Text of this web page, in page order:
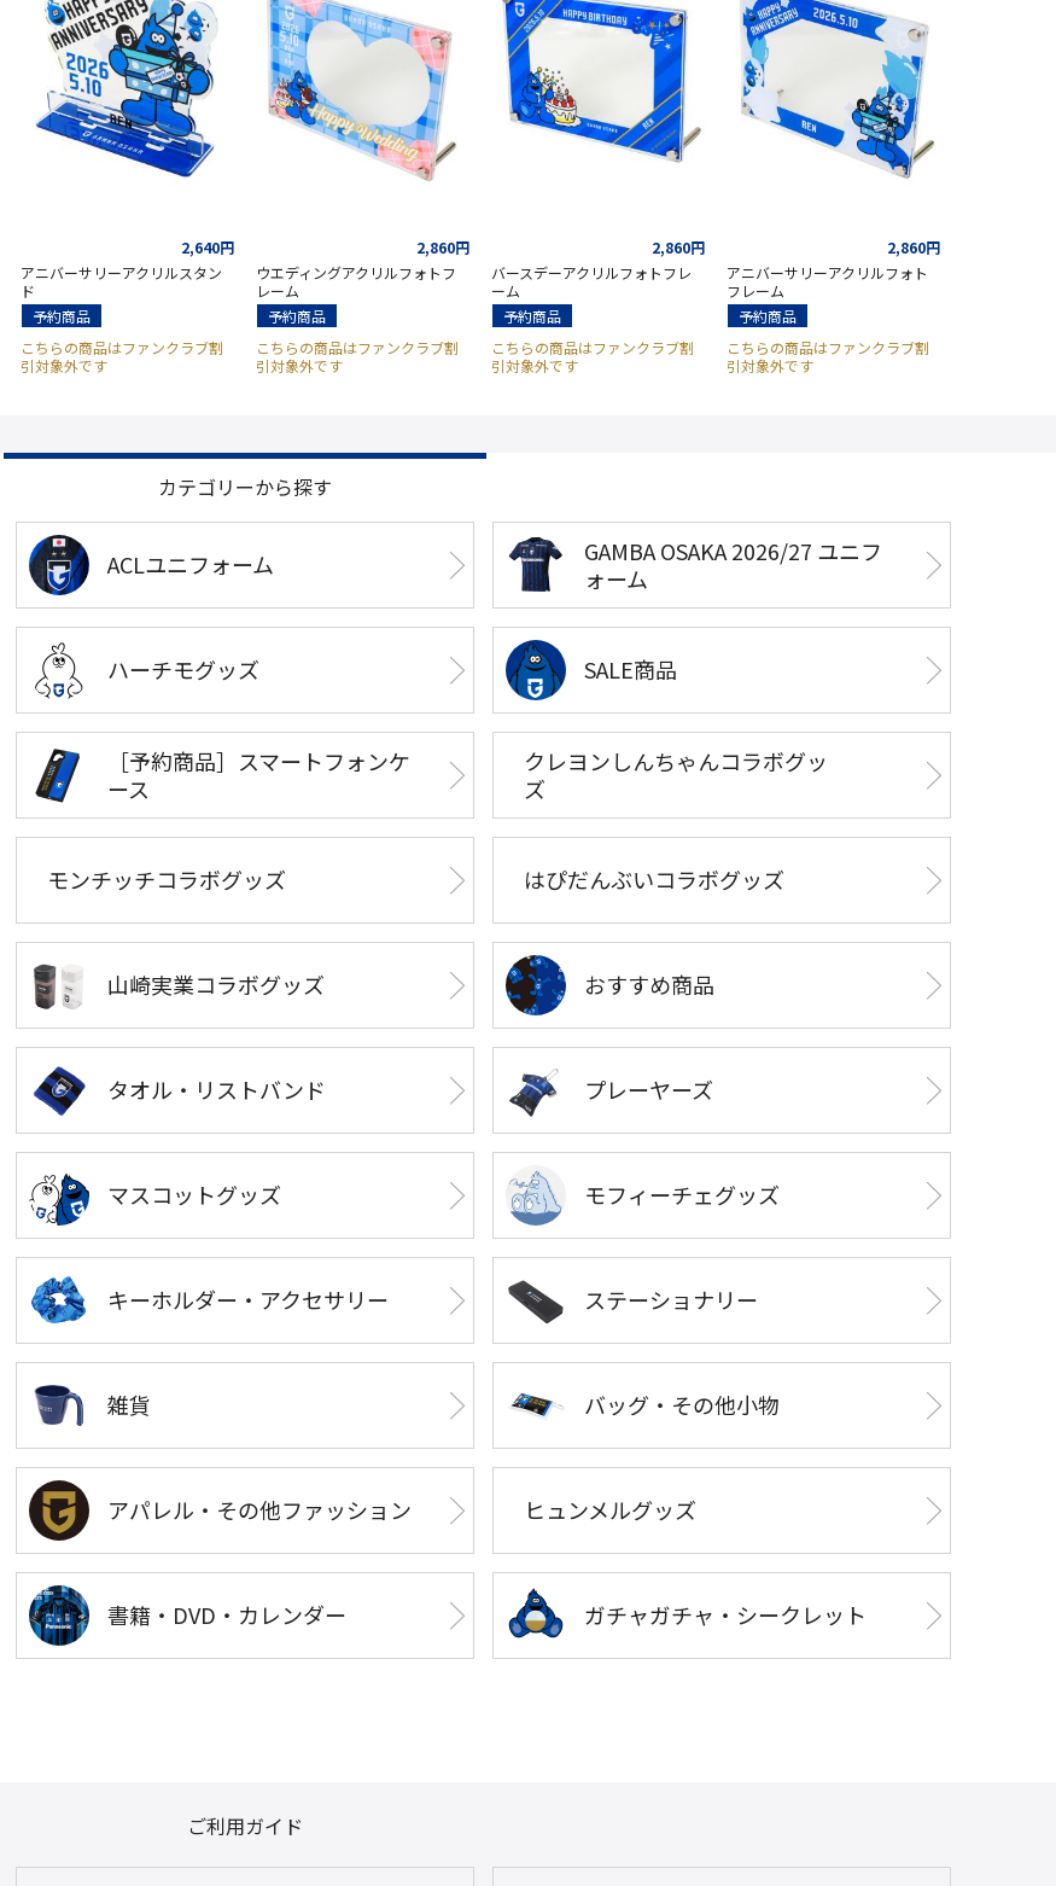
2,640円
アニバーサリーアクリルスタン
ド
予約商品
こちらの商品はファンクラブ割
引対象外です
2,860円
ウエディングアクリルフォトフ
レーム
予約商品
こちらの商品はファンクラブ割
引対象外です
2,860円
バースデーアクリルフォトフレ
ーム
予約商品
こちらの商品はファンクラブ割
引対象外です
2,860円
アニバーサリーアクリルフォト
フレーム
予約商品
こちらの商品はファンクラブ割
引対象外です
カテゴリーから探す
ACLユニフォーム
GAMBA OSAKA 2026/27 ユニフ
ォーム
ハーチモグッズ SALE商品
［予約商品］スマートフォンケ
ース
クレヨンしんちゃんコラボグッ
ズ
モンチッチコラボグッズ はぴだんぶいコラボグッズ
山崎実業コラボグッズ おすすめ商品
タオル・リストバンド プレーヤーズ
マスコットグッズ モフィーチェグッズ
キーホルダー・アクセサリー ステーショナリー
雑貨 バッグ・その他小物
アパレル・その他ファッション ヒュンメルグッズ
書籍・DVD・カレンダー ガチャガチャ・シークレット
ご利用ガイド